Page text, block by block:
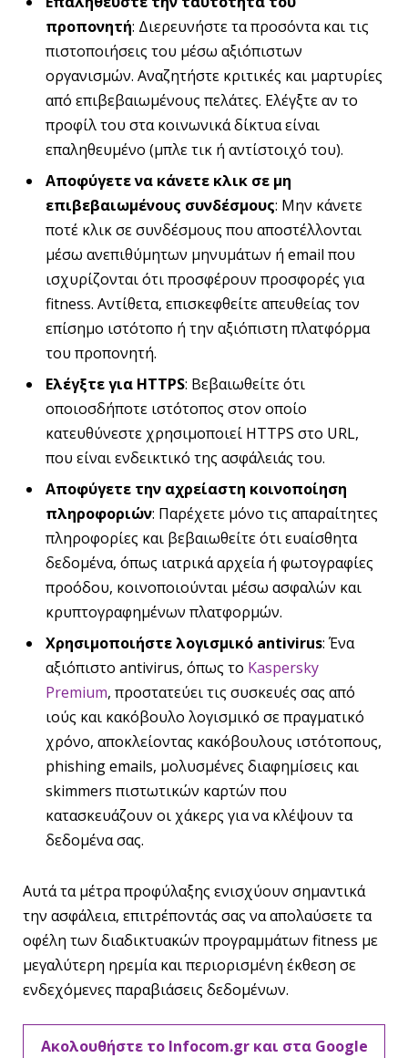
προπονητή: Διερευνήστε τα προσόντα και τις
πιστοποιήσεις του μέσω αξιόπιστων
οργανισμών. Αναζητήστε κριτικές και μαρτυρίες
από επιβεβαιωμένους πελάτες. Ελέγξτε αν το
προφίλ του στα κοινωνικά δίκτυα είναι
επαληθευμένο (μπλε τικ ή αντίστοιχό του).
Αποφύγετε να κάνετε κλικ σε μη
επιβεβαιωμένους συνδέσμους: Μην κάνετε
ποτέ κλικ σε συνδέσμους που αποστέλλονται
μέσω ανεπιθύμητων μηνυμάτων ή email που
ισχυρίζονται ότι προσφέρουν προσφορές για
fitness. Αντίθετα, επισκεφθείτε απευθείας τον
επίσημο ιστότοπο ή την αξιόπιστη πλατφόρμα
του προπονητή.
Ελέγξτε για HTTPS: Βεβαιωθείτε ότι
οποιοσδήποτε ιστότοπος στον οποίο
κατευθύνεστε χρησιμοποιεί HTTPS στο URL,
που είναι ενδεικτικό της ασφάλειάς του.
Αποφύγετε την αχρείαστη κοινοποίηση
πληροφοριών: Παρέχετε μόνο τις απαραίτητες
πληροφορίες και βεβαιωθείτε ότι ευαίσθητα
δεδομένα, όπως ιατρικά αρχεία ή φωτογραφίες
προόδου, κοινοποιούνται μέσω ασφαλών και
κρυπτογραφημένων πλατφορμών.
Χρησιμοποιήστε λογισμικό antivirus: Ένα
αξιόπιστο antivirus, όπως το Kaspersky
Premium, προστατεύει τις συσκευές σας από
ιούς και κακόβουλο λογισμικό σε πραγματικό
χρόνο, αποκλείοντας κακόβουλους ιστότοπους,
phishing emails, μολυσμένες διαφημίσεις και
skimmers πιστωτικών καρτών που
κατασκευάζουν οι χάκερς για να κλέψουν τα
δεδομένα σας.
Αυτά τα μέτρα προφύλαξης ενισχύουν σημαντικά
την ασφάλεια, επιτρέποντάς σας να απολαύσετε τα
οφέλη των διαδικτυακών προγραμμάτων fitness με
μεγαλύτερη ηρεμία και περιορισμένη έκθεση σε
ενδεχόμενες παραβιάσεις δεδομένων.
Ακολουθήστε το Infocom.gr και στα Google